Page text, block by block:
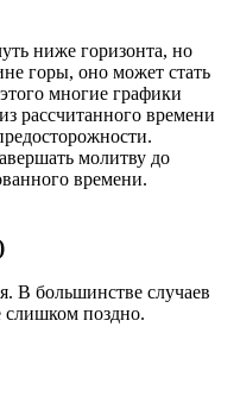
ниже горизонта, но
горы, оно может стать
многие графики
рассчитанного времени
молитву до
времени.
В большинстве случаев
поздно.